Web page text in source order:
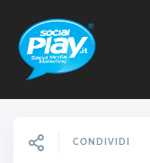
CONDIVIDI